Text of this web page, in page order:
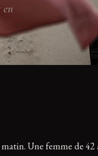
en
Une femme de